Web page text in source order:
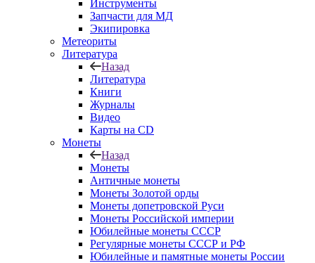
Инструменты
Запчасти для МД
Экипировка
Метеориты
Литература
Назад
Литература
Книги
Журналы
Видео
Карты на CD
Монеты
Назад
Монеты
Античные монеты
Монеты Золотой орды
Монеты допетровской Руси
Монеты Российской империи
Юбилейные монеты СССР
Регулярные монеты СССР и РФ
Юбилейные и памятные монеты России